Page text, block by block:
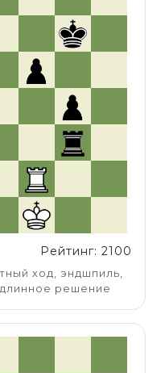
Рейтинг: 2100
ход, эндшпиль,
решение